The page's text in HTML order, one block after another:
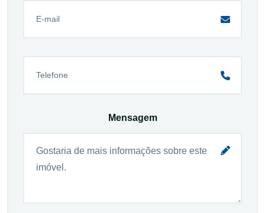
Mensagem